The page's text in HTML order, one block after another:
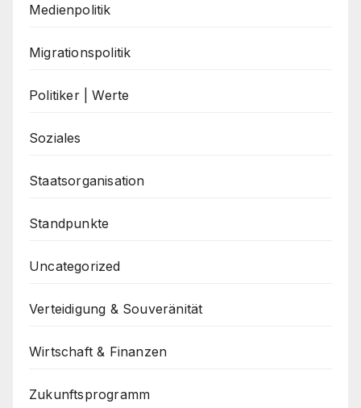
Medienpolitik
Migrationspolitik
Politiker | Werte
Soziales
Staatsorganisation
Standpunkte
Uncategorized
Verteidigung & Souveränität
Wirtschaft & Finanzen
Zukunftsprogramm